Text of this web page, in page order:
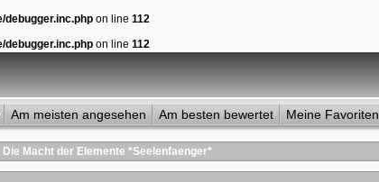
debugger.inc.php on line 112
debugger.inc.php on line 112
Am meisten angesehen Am besten bewertet Meine Favoriten
Die Macht der Elemente *Seelenfaenger*